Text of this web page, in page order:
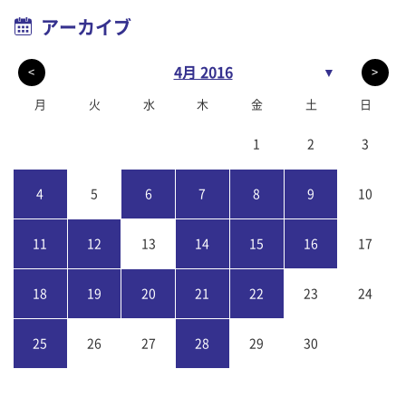
アーカイブ
< 4月 2016 ▼ >
月 火 水 木 金 土 日
1 2 3
4 5 6 7 8 9 10
11 12 13 14 15 16 17
18 19 20 21 22 23 24
25 26 27 28 29 30